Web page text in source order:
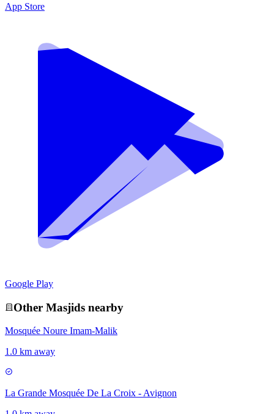
App Store
Google Play
Other Masjids nearby
Mosquée Noure Imam-Malik
1.0 km away
La Grande Mosquée De La Croix - Avignon